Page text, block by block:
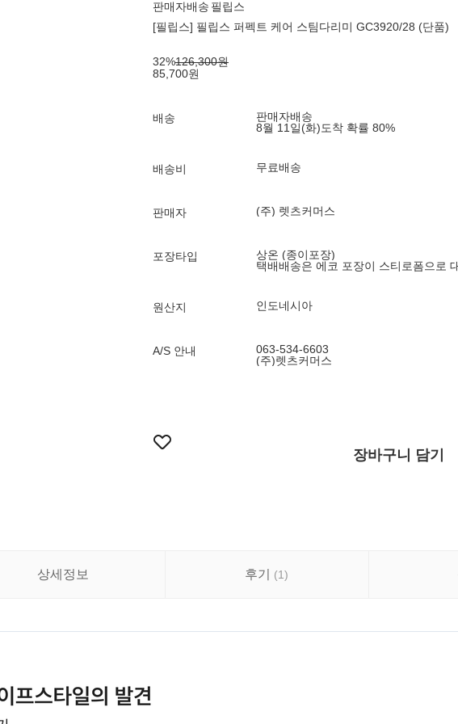
판매자배송 필립스
[필립스] 필립스 퍼펙트 케어 스팀다리미 GC3920/28 (단품)
32%126,300원
85,700원
배송
판매자배송
8월 11일(화)도착 확률 80%
배송비 무료배송
판매자 (주) 렛츠커머스
포장타입
상온 (종이포장)
택배배송은 에코 포장이 스티로폼으로
원산지 인도네시아
A/S 안내
063-534-6603
(주)렛츠커머스
장바구니 담기
상세정보 후기 (1)